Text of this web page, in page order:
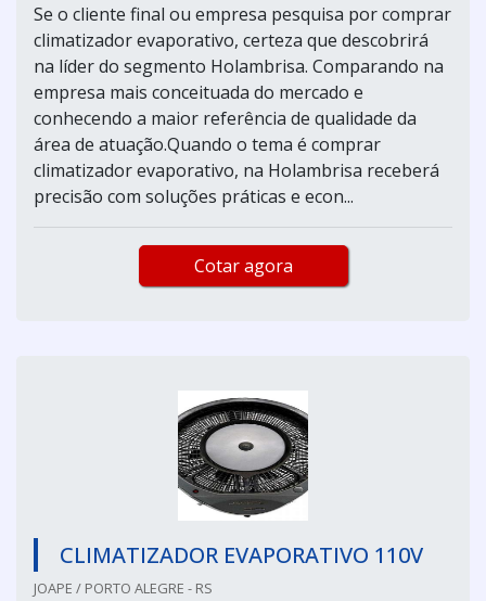
Se o cliente final ou empresa pesquisa por comprar
climatizador evaporativo, certeza que descobrirá
na líder do segmento Holambrisa. Comparando na
empresa mais conceituada do mercado e
conhecendo a maior referência de qualidade da
área de atuação.Quando o tema é comprar
climatizador evaporativo, na Holambrisa receberá
precisão com soluções práticas e econ...
Cotar agora
CLIMATIZADOR EVAPORATIVO 110V
JOAPE / PORTO ALEGRE - RS